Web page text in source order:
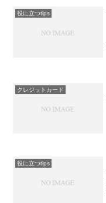
役に立つtips
クレジットカード
役に立つtips